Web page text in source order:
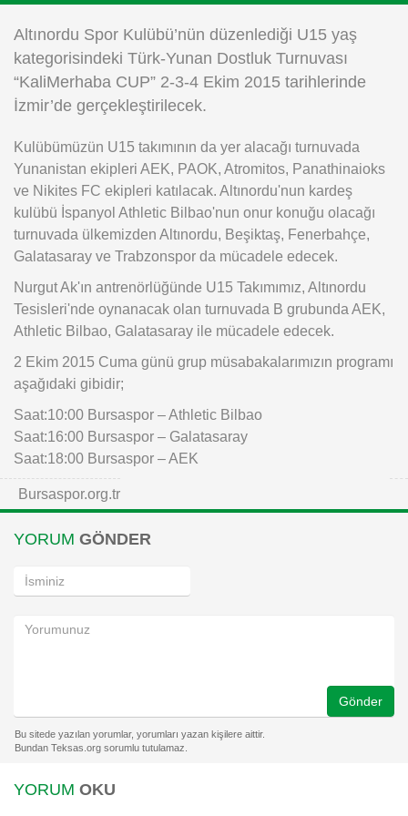
Instagram
Android
Altınordu Spor Kulübü’nün düzenlediği U15 yaş
kategorisindeki Türk-Yunan Dostluk Turnuvası
“KaliMerhaba CUP” 2-3-4 Ekim 2015 tarihlerinde
İzmir’de gerçekleştirilecek.
Kulübümüzün U15 takımının da yer alacağı turnuvada
Yunanistan ekipleri AEK, PAOK, Atromitos, Panathinaioks
ve Nikites FC ekipleri katılacak. Altınordu'nun kardeş
kulübü İspanyol Athletic Bilbao'nun onur konuğu olacağı
turnuvada ülkemizden Altınordu, Beşiktaş, Fenerbahçe,
Galatasaray ve Trabzonspor da mücadele edecek.
Nurgut Ak'ın antrenörlüğünde U15 Takımımız, Altınordu
Tesisleri'nde oynanacak olan turnuvada B grubunda AEK,
Athletic Bilbao, Galatasaray ile mücadele edecek.
2 Ekim 2015 Cuma günü grup müsabakalarımızın programı
aşağıdaki gibidir;
Saat:10:00 Bursaspor – Athletic Bilbao
Saat:16:00 Bursaspor – Galatasaray
Saat:18:00 Bursaspor – AEK
Bursaspor.org.tr
YORUM GÖNDER
Gönder
YORUM OKU